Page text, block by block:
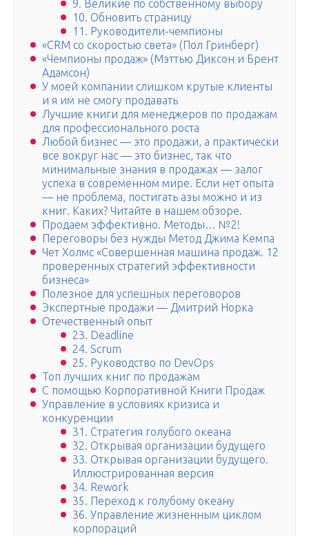
9. Великие по собственному выбору
10. Обновить страницу
11. Руководители-чемпионы
«CRM со скоростью света» (Пол Гринберг)
«Чемпионы продаж» (Мэттью Диксон и Брент
Адамсон)
У моей компании слишком крутые клиенты
и я им не смогу продавать
Лучшие книги для менеджеров по продажам
для профессионального роста
Любой бизнес — это продажи, а практически
все вокруг нас — это бизнес, так что
минимальные знания в продажах — залог
успеха в современном мире. Если нет опыта
— не проблема, постигать азы можно и из
книг. Каких? Читайте в нашем обзоре.
Продаем эффективно. Методы… №2!
Переговоры без нужды Метод Джима Кемпа
Чет Холмс «Совершенная машина продаж. 12
проверенных стратегий эффективности
бизнеса»
Полезное для успешных переговоров
Экспертные продажи — Дмитрий Норка
Отечественный опыт
23. Deadline
24. Scrum
25. Руководство по DevOps
Топ лучших книг по продажам
С помощью Корпоративной Книги Продаж
Управление в условиях кризиса и
конкуренции
31. Стратегия голубого океана
32. Открывая организации будущего
33. Открывая организации будущего.
Иллюстрированная версия
34. Rework
35. Переход к голубому океану
36. Управление жизненным циклом
корпораций